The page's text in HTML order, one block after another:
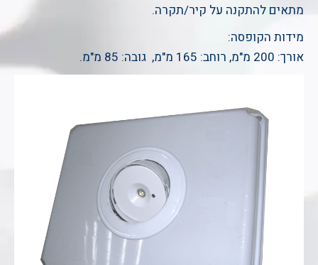
מתאים להתקנה על קיר/תקרה.
מידות הקופסה:
אורך: 200 מ"מ, רוחב: 165 מ"מ, גובה: 85 מ"מ.